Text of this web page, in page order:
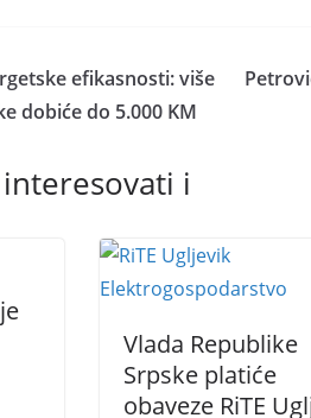
efikasnosti: više
dobiće do 5.000 KM
i
Vlada Republike
Srpske platiće
obaveze RiTE